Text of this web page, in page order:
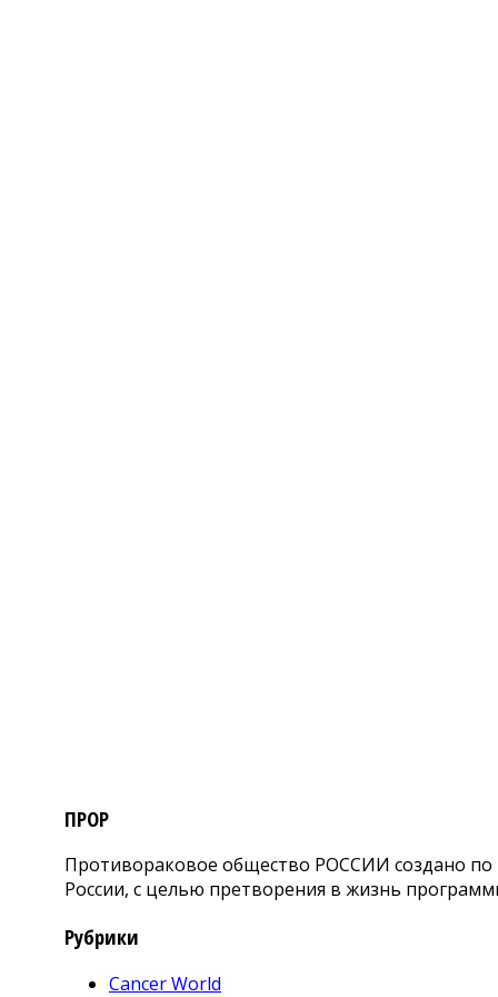
ПРОР
Противораковое общество РОССИИ создано по
России, с целью претворения в жизнь
Рубрики
Cancer World